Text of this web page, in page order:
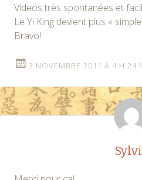
Videos très spontanées et
Le Yi King devient plus «
Bravo!
3 NOVEMBRE 2011 À 4 H 24